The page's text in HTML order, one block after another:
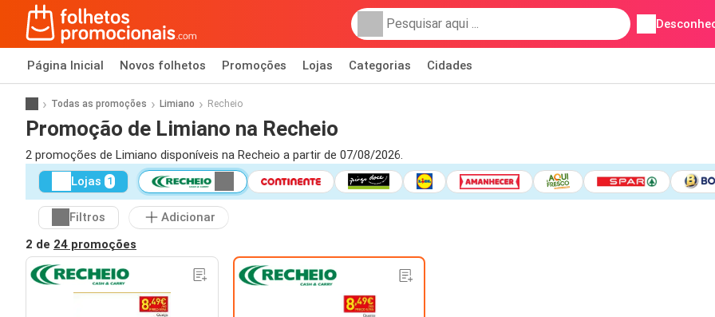
Página Inicial Novos folhetos Promoções Lojas Categorias Cidades
Todas as promoções Limiano Recheio
Promoção de Limiano na Recheio
2 promoções de Limiano disponíveis na Recheio a partir de 07/08/2026.
Lojas 1
Filtros
Adicionar
2 de 24 promoções